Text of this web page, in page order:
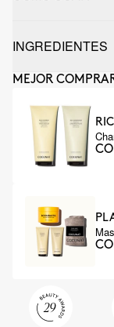
INGREDIENTES
MEJOR